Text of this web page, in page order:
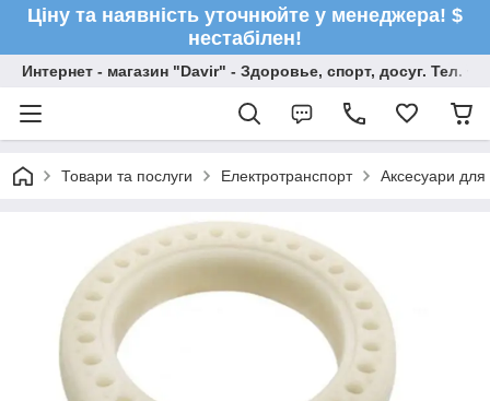
Ціну та наявність уточнюйте у менеджера! $
нестабілен!
Интернет - магазин "Davir" - Здоровье, спорт, досуг. Тел.
Товари та послуги Електротранспорт Аксесуари для